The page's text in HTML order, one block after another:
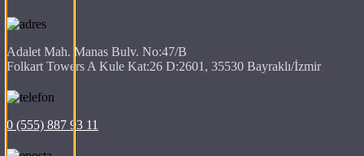
Adalet Mah. Manas Bulv. No:47/B
Folkart Towers A Kule Kat:26 D:2601, 35530 Bayraklı/İzmir
0 (555) 887 93 11